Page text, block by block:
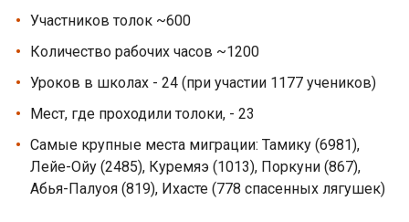
Участников толок ~600
Количество рабочих часов ~1200
Уроков в школах - 24 (при участии 1177 учеников)
Мест, где проходили толоки, - 23
Самые крупные места миграции: Тамику (6981),
Лейе-Ойу (2485), Куремяэ (1013), Поркуни (867),
Абья-Палуоя (819), Ихасте (778 спасенных лягушек)